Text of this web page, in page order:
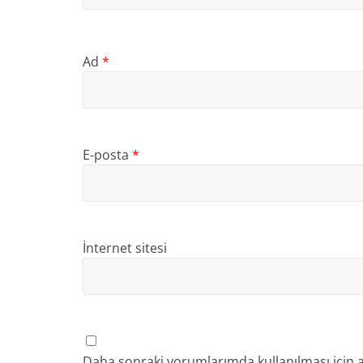
Ad *
E-posta *
İnternet sitesi